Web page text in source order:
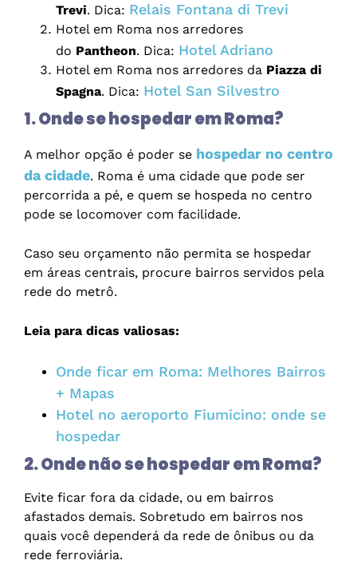
Trevi. Dica: Relais Fontana di Trevi
Hotel em Roma nos arredores
do Pantheon. Dica: Hotel Adriano
Hotel em Roma nos arredores da Piazza di
Spagna. Dica: Hotel San Silvestro
1. Onde se hospedar em Roma?
A melhor opção é poder se hospedar no centro
da cidade. Roma é uma cidade que pode ser
percorrida a pé, e quem se hospeda no centro
pode se locomover com facilidade.
Caso seu orçamento não permita se hospedar
em áreas centrais, procure bairros servidos pela
rede do metrô.
Leia para dicas valiosas:
Onde ficar em Roma: Melhores Bairros
+ Mapas
Hotel no aeroporto Fiumicino: onde se
hospedar
2. Onde não se hospedar em Roma?
Evite ficar fora da cidade, ou em bairros
afastados demais. Sobretudo em bairros nos
quais você dependerá da rede de ônibus ou da
rede ferroviária.